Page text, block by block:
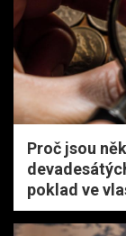
Proč jsou
poklad ve